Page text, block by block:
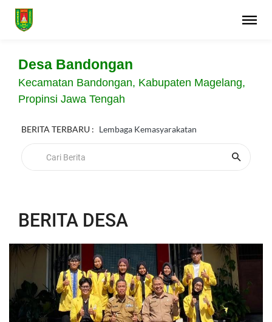
Desa Bandongan
Kecamatan Bandongan, Kabupaten Magelang,
Propinsi Jawa Tengah
BERITA TERBARU : Lembaga Kemasyarakatan
BERITA DESA